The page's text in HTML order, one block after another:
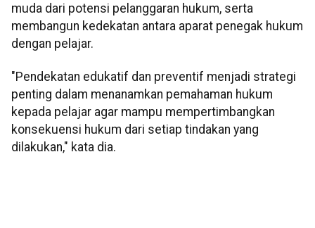
muda dari potensi pelanggaran hukum, serta
membangun kedekatan antara aparat penegak hukum
dengan pelajar.
"Pendekatan edukatif dan preventif menjadi strategi
penting dalam menanamkan pemahaman hukum
kepada pelajar agar mampu mempertimbangkan
konsekuensi hukum dari setiap tindakan yang
dilakukan," kata dia.